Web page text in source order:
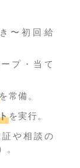
〜初回給
プ・当て
を常備。
を実行。
証や相談の
。